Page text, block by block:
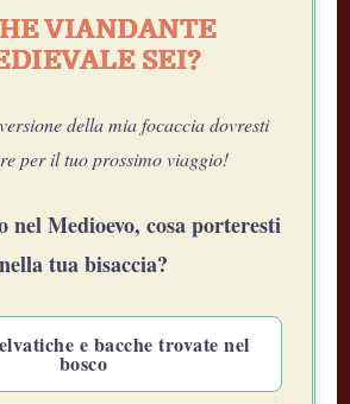
VIANDANTE
SEI?
della mia focaccia dovresti
per il tuo prossimo viaggio!
nel Medioevo, cosa porteresti
nella tua bisaccia?
e bacche trovate nel
bosco